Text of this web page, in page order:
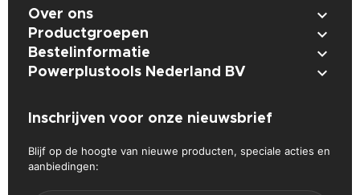
Over ons 
Productgroepen 
Bestelinformatie 
Powerplustools Nederland BV 
Inschrijven voor onze nieuwsbrief
Blijf op de hoogte van nieuwe producten, speciale acties en
aanbiedingen: